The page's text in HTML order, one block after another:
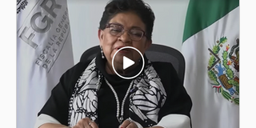
Armenta Mier inauguró el
Centro LIBRE (Libertad,
Igualdad, Bienestar, Redes,
Emancipación) número 62 y
la Casa Carmen Serdán
número 25 en el estado, la